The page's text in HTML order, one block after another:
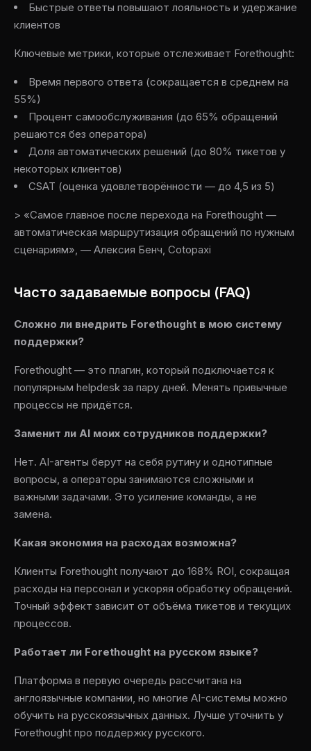
Быстрые ответы повышают лояльность и удержание
клиентов
Ключевые метрики, которые отслеживает Forethought:
Время первого ответа (сокращается в среднем на
55%)
Процент самообслуживания (до 65% обращений
решаются без оператора)
Доля автоматических решений (до 80% тикетов у
некоторых клиентов)
CSAT (оценка удовлетворённости — до 4,5 из 5)
> «Самое главное после перехода на Forethought —
автоматическая маршрутизация обращений по нужным
сценариям», — Алексия Бенч, Cotopaxi
Часто задаваемые вопросы (FAQ)
Сложно ли внедрить Forethought в мою систему
поддержки?
Forethought — это плагин, который подключается к
популярным helpdesk за пару дней. Менять привычные
процессы не придётся.
Заменит ли AI моих сотрудников поддержки?
Нет. AI-агенты берут на себя рутину и однотипные
вопросы, а операторы занимаются сложными и
важными задачами. Это усиление команды, а не
замена.
Какая экономия на расходах возможна?
Клиенты Forethought получают до 168% ROI, сокращая
расходы на персонал и ускоряя обработку обращений.
Точный эффект зависит от объёма тикетов и текущих
процессов.
Работает ли Forethought на русском языке?
Платформа в первую очередь рассчитана на
англоязычные компании, но многие AI-системы можно
обучить на русскоязычных данных. Лучше уточнить у
Forethought про поддержку русского.